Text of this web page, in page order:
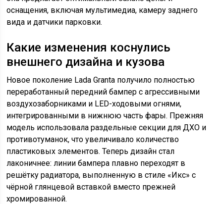
оснащения, включая мультимедиа, камеру заднего
вида и датчики парковки.
Какие изменения коснулись
внешнего дизайна и кузова
Новое поколение Lada Granta получило полностью
переработанный передний бампер с агрессивными
воздухозаборниками и LED-ходовыми огнями,
интегрированными в нижнюю часть фары. Прежняя
модель использовала раздельные секции для ДХО и
противотуманок, что увеличивало количество
пластиковых элементов. Теперь дизайн стал
лаконичнее: линии бампера плавно переходят в
решётку радиатора, выполненную в стиле «Икс» с
чёрной глянцевой вставкой вместо прежней
хромированной.